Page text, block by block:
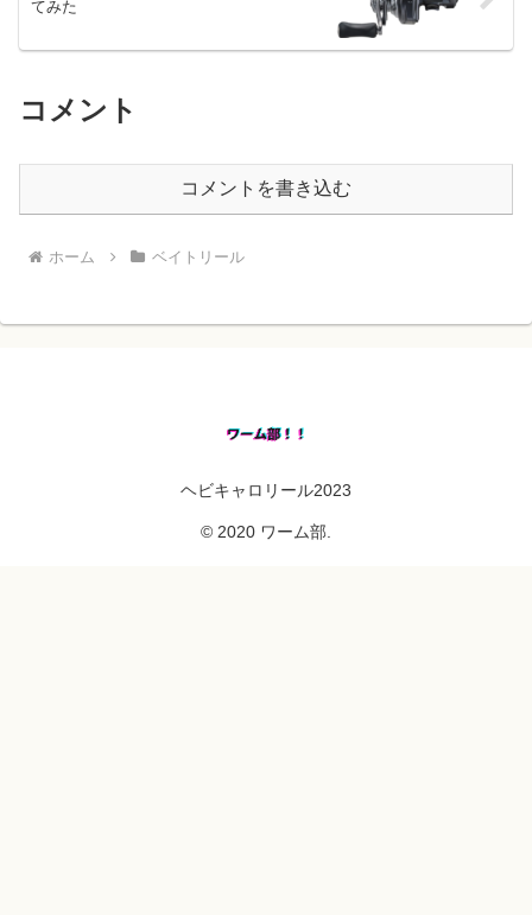
てみた
コメント
コメントを書き込む
ホーム ベイトリール
ヘビキャロリール2023
© 2020 ワーム部.